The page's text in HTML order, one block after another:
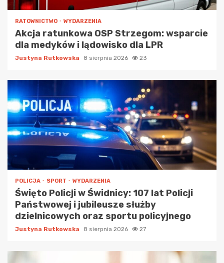
RATOWNICTWO WYDARZENIA
Akcja ratunkowa OSP Strzegom: wsparcie
dla medyków i lądowisko dla LPR
Justyna Rutkowska 8 sierpnia 2026 23
POLICJA SPORT WYDARZENIA
Święto Policji w Świdnicy: 107 lat Policji
Państwowej i jubileusze służby
dzielnicowych oraz sportu policyjnego
Justyna Rutkowska 8 sierpnia 2026 27